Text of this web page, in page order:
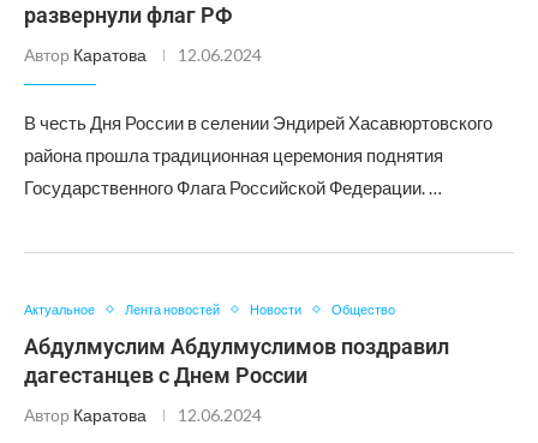
развернули флаг РФ
Автор Каратова 12.06.2024
В честь Дня России в селении Эндирей Хасавюртовского
района прошла традиционная церемония поднятия
Государственного Флага Российской Федерации. …
Актуальное Лента новостей Новости Общество
Абдулмуслим Абдулмуслимов поздравил
дагестанцев с Днем России
Автор Каратова 12.06.2024